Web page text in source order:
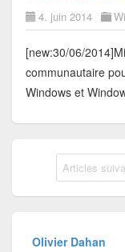
4. juin 2014
[new:30/06/
communautaire
Windows et
Articles
Olivier Dahan